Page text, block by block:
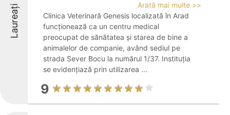
Laureați
Arată mai multe >>
Clinica Veterinară Genesis localizată în Arad
funcționează ca un centru medical
preocupat de sănătatea și starea de bine a
animalelor de companie, având sediul pe
strada Sever Bocu la numărul 1/37. Instituția
se evidențiază prin utilizarea ...
9